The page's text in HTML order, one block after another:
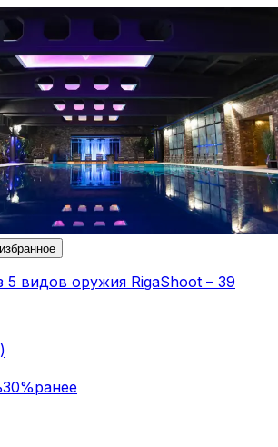
5 видов оружия RigaShoot – 39
)
30%ранее